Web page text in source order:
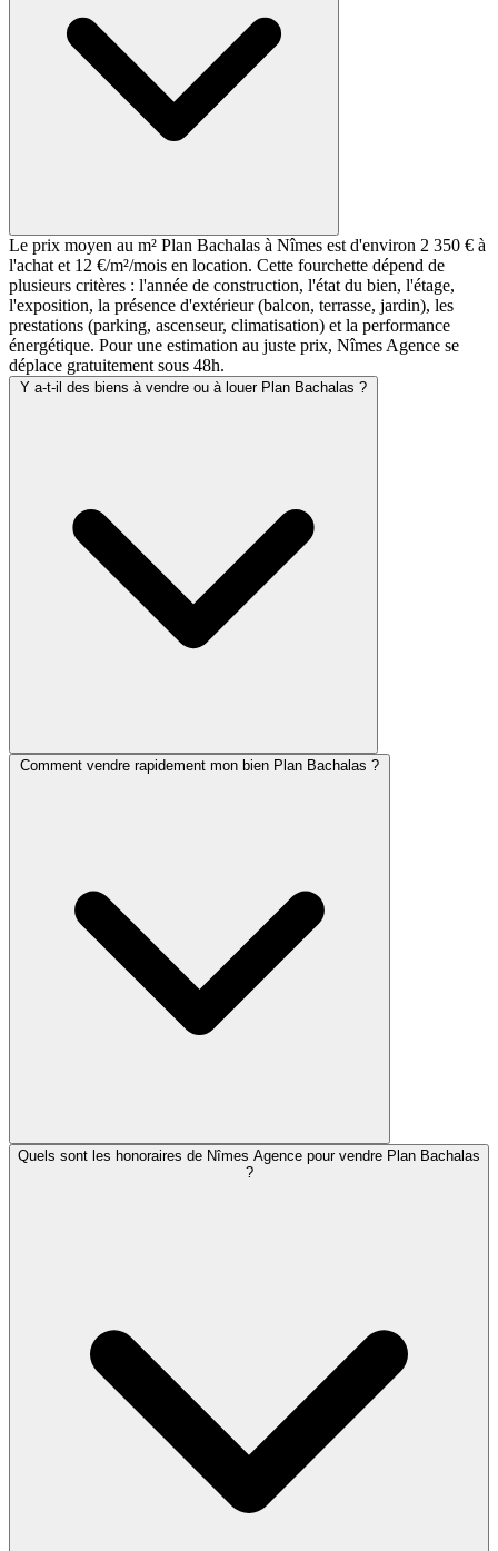
Le prix moyen au m² Plan Bachalas à Nîmes est d'environ 2 350 € à
l'achat et 12 €/m²/mois en location. Cette fourchette dépend de
plusieurs critères : l'année de construction, l'état du bien, l'étage,
l'exposition, la présence d'extérieur (balcon, terrasse, jardin), les
prestations (parking, ascenseur, climatisation) et la performance
énergétique. Pour une estimation au juste prix, Nîmes Agence se
déplace gratuitement sous 48h.
Y a-t-il des biens à vendre ou à louer Plan Bachalas ?
Comment vendre rapidement mon bien Plan Bachalas ?
Quels sont les honoraires de Nîmes Agence pour vendre Plan Bachalas
?